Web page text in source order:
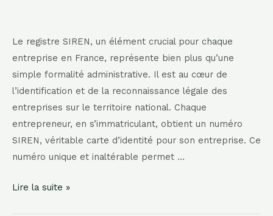
Le registre SIREN, un élément crucial pour chaque
entreprise en France, représente bien plus qu’une
simple formalité administrative. Il est au cœur de
l’identification et de la reconnaissance légale des
entreprises sur le territoire national. Chaque
entrepreneur, en s’immatriculant, obtient un numéro
SIREN, véritable carte d’identité pour son entreprise. Ce
numéro unique et inaltérable permet …
Comment
Lire la suite »